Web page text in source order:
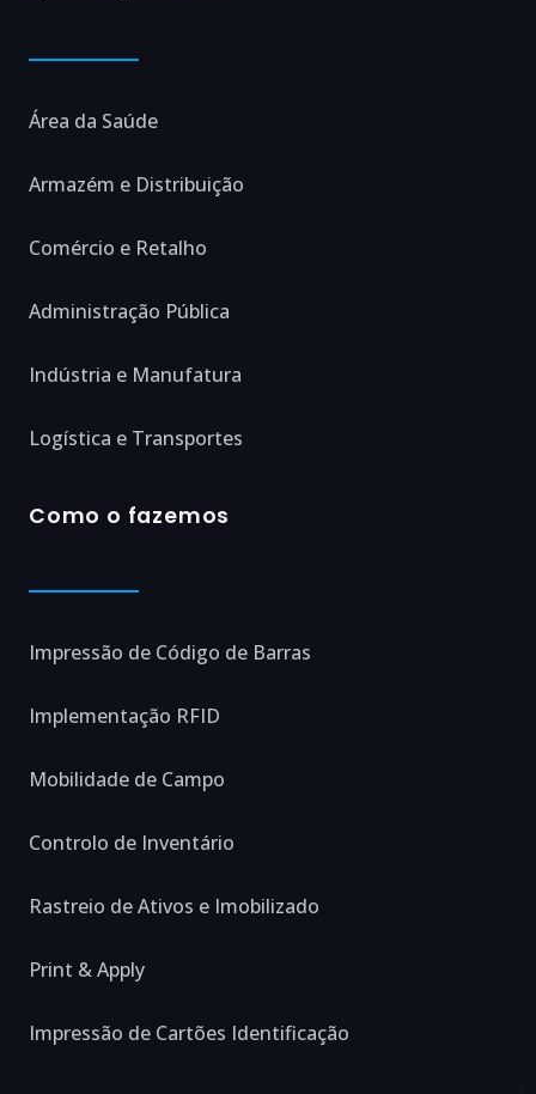
Área da Saúde
Armazém e Distribuição
Comércio e Retalho
Administração Pública
Indústria e Manufatura
Logística e Transportes
Como o fazemos
Impressão de Código de Barras
Implementação RFID
Mobilidade de Campo
Controlo de Inventário
Rastreio de Ativos e Imobilizado
Print & Apply
Impressão de Cartões Identificação